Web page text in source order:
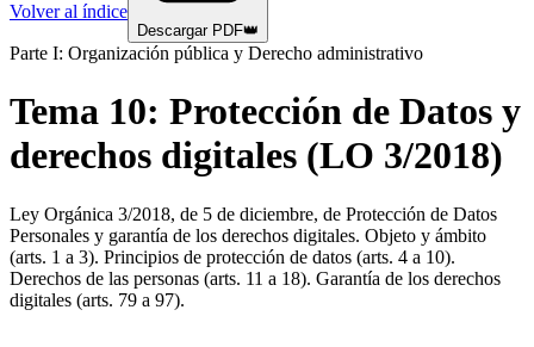
Volver al índice
Descargar PDF👑
Parte I: Organización pública y Derecho administrativo
Tema 10: Protección de Datos y
derechos digitales (LO 3/2018)
Ley Orgánica 3/2018, de 5 de diciembre, de Protección de Datos
Personales y garantía de los derechos digitales. Objeto y ámbito
(arts. 1 a 3). Principios de protección de datos (arts. 4 a 10).
Derechos de las personas (arts. 11 a 18). Garantía de los derechos
digitales (arts. 79 a 97).